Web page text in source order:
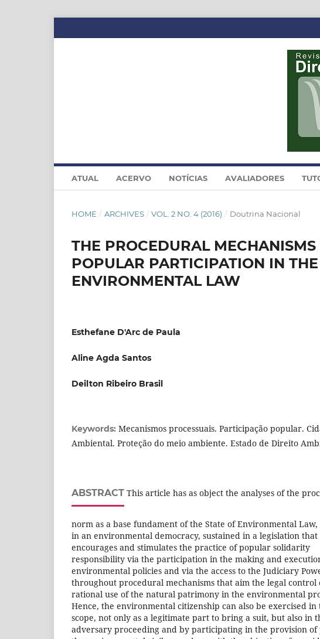
ATUAL ACERVO NOTÍCIAS AVALIADORES
HOME / ARCHIVES / VOL. 2 NO. 4 (2016) / Doutrina Nacional
THE PROCEDURAL
POPULAR PARTICIPATION IN
ENVIRONMENTAL LAW
Esthefane D'Arc de Paula
Aline Agda Santos
Deilton Ribeiro Brasil
Keywords: Mecanismos processuais. Participação popular.
Ambiental. Proteção do meio ambiente. Estado de Direito
ABSTRACT This article has as object the analyses of the
norm as a base fundament of the State of Environmental
in an environmental democracy, sustained in a legislation that
encourages and stimulates the practice of popular solidarity
responsibility via the participation in the making and
environmental policies and via the access to the Judiciary
throughout procedural mechanisms that aim the legal control
rational use of the natural patrimony in the environmental
Hence, the environmental citizenship can also be exercised
scope, not only as a legitimate part to bring a suit, but also in
adversary proceeding and by participating in the provision of